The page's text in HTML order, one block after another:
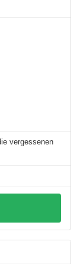
vergessenen